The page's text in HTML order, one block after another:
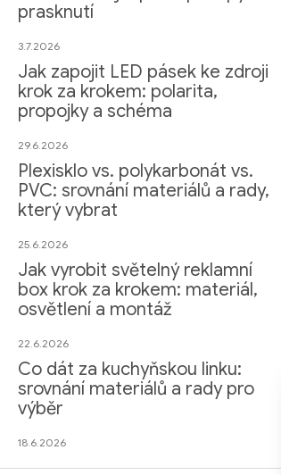
prasknutí
3.7.2026
Jak zapojit LED pásek ke zdroji
krok za krokem: polarita,
propojky a schéma
29.6.2026
Plexisklo vs. polykarbonát vs.
PVC: srovnání materiálů a rady,
který vybrat
25.6.2026
Jak vyrobit světelný reklamní
box krok za krokem: materiál,
osvětlení a montáž
22.6.2026
Co dát za kuchyňskou linku:
srovnání materiálů a rady pro
výběr
18.6.2026